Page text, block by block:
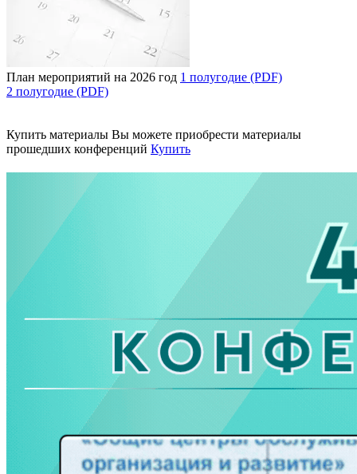
План мероприятий на 2026 год 1 полугодие (PDF)
2 полугодие (PDF)
Купить материалы Вы можете приобрести материалы
прошедших конференций Купить